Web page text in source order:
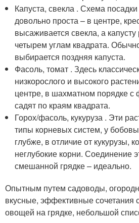
Капуста, свекла . Схема посадки
довольно проста – в центре,
высаживается свекла, а
четырем углам квадрата.
выбирается поздняя капуста.
Фасоль, томат . Здесь
низкорослого и высокого
центре, в шахматном порядке
садят по краям квадрата.
Горох/фасоль, кукуруза . Эти
типы корневых систем, у
глубже, в отличие от кукурузы,
неглубокие корни. Соединение
смешанной грядке – идеально.
Опытным путем садоводы,
вкусные, эффективные сочетания
овощей на грядке, небольшой